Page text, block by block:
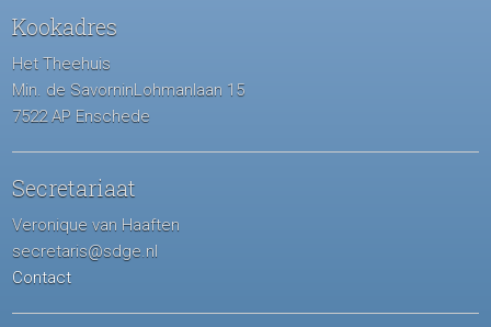
Kookadres
Het Theehuis
Min. de SavorninLohmanlaan 15
7522 AP Enschede
Secretariaat
Veronique van Haaften
secretaris@sdge.nl
Contact